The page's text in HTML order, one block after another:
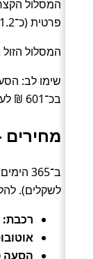
המסלול
פרטית (כ־1.2 שעות).
המסלול הזול
בכ־601 ₪ לעומת אוטובוס.
מחירים
ב־365
לשקלים).
רכבת:
הסעה